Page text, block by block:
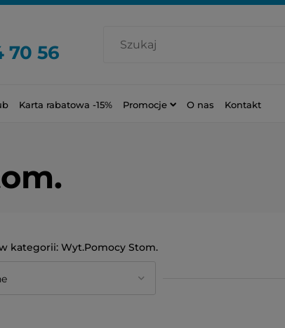
70 56
Karta rabatowa -15% Promocje O nas Kontakt
Wyt.Pomocy Stom.